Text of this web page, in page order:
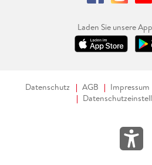
Laden Sie unsere
Datenschutz AGB Impressum